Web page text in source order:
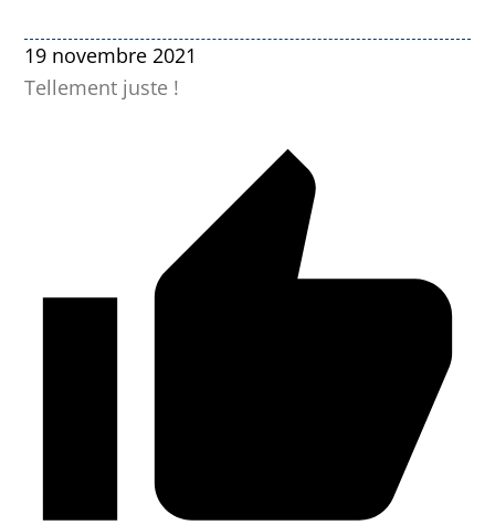
19 novembre 2021
Tellement juste !